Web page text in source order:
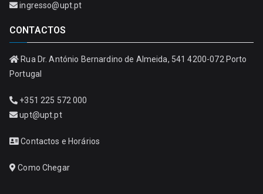
ingresso@upt.pt
CONTACTOS
Rua Dr. António Bernardino de Almeida, 541 4200-072 Porto
Portugal
+351 225 572 000
upt@upt.pt
Contactos e Horários
Como Chegar